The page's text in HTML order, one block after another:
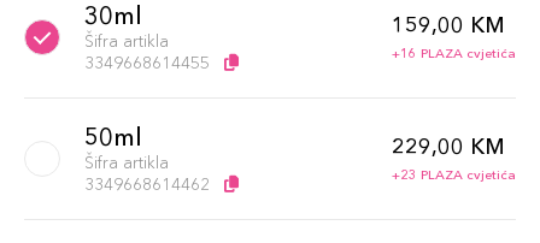
30ml
Šifra artikla
3349668614455
159,00 KM
+16 PLAZA cvjetića
50ml
Šifra artikla
3349668614462
229,00 KM
+23 PLAZA cvjetića